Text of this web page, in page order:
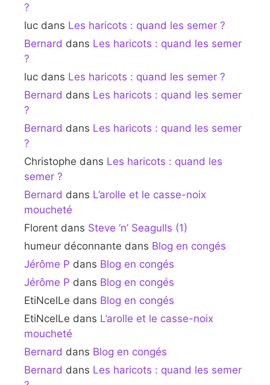
?
luc dans Les haricots : quand les semer ?
Bernard dans Les haricots : quand les semer
?
luc dans Les haricots : quand les semer ?
Bernard dans Les haricots : quand les semer
?
Bernard dans Les haricots : quand les semer
?
Christophe dans Les haricots : quand les
semer ?
Bernard dans L’arolle et le casse-noix
moucheté
Florent dans Steve ‘n’ Seagulls (1)
humeur déconnante dans Blog en congés
Jérôme P dans Blog en congés
Jérôme P dans Blog en congés
EtiNcelLe dans Blog en congés
EtiNcelLe dans L’arolle et le casse-noix
moucheté
Bernard dans Blog en congés
Bernard dans Les haricots : quand les semer